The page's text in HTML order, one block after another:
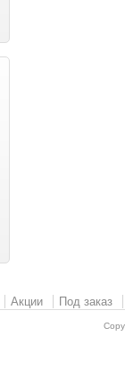
Акции Под заказ